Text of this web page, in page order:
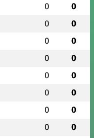
0 0
0 0
0 0
0 0
0 0
0 0
0 0
0 0